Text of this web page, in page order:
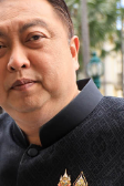
THE
สุดโต
ธิการภาพ ประจ